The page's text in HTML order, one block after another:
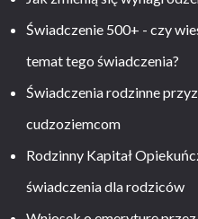
Świadczenie 500+ - czy
temat tego świadczenia?
Świadczenia rodzinne
cudzoziemcom
Rodzinny Kapitał
świadczenia dla rodziców